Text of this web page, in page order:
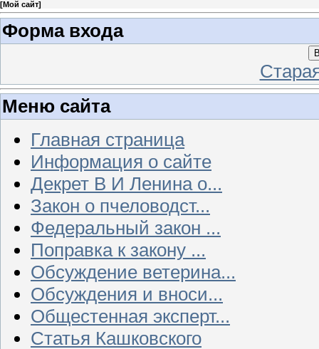
[Мой сайт]
Форма входа
Меню сайта
Главная страница
Информация о сайте
Декрет В И Ленина о...
Закон о пчеловодст...
Федеральный закон ...
Поправка к закону ...
Обсуждение ветерина...
Обсуждения и вноси...
Общестенная эксперт...
Статья Кашковского